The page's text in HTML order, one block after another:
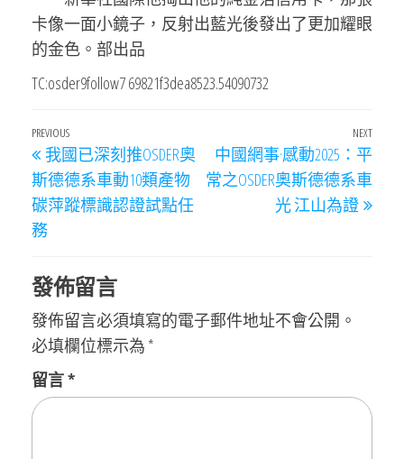
卡像一面小鏡子，反射出藍光後發出了更加耀眼
的金色。部出品
TC:osder9follow7 69821f3dea8523.54090732
文
章
導
覽
Previous
Post
PREVIOUS
我國已深刻推OSDER奧
斯德德系車動10類產物
碳萍蹤標識認證試點任
務
Next
NEXT
中國網事·感動2025：平
常之OSDER奧斯德德系車
光 江山為證
發佈留言
發佈留言必須填寫的電子郵件地址不會公開。
必填欄位標示為 *
留言*